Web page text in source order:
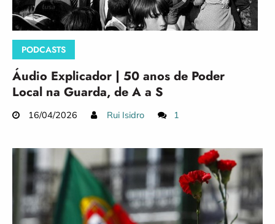
PODCASTS
Áudio Explicador | 50 anos de Poder
Local na Guarda, de A a S
16/04/2026 Rui Isidro 1